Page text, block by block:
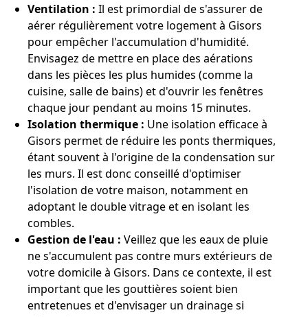
Ventilation : Il est primordial de s'assurer de
aérer régulièrement votre logement à Gisors
pour empêcher l'accumulation d'humidité.
Envisagez de mettre en place des aérations
dans les pièces les plus humides (comme la
cuisine, salle de bains) et d'ouvrir les fenêtres
chaque jour pendant au moins 15 minutes.
Isolation thermique : Une isolation efficace à
Gisors permet de réduire les ponts thermiques,
étant souvent à l'origine de la condensation sur
les murs. Il est donc conseillé d'optimiser
l'isolation de votre maison, notamment en
adoptant le double vitrage et en isolant les
combles.
Gestion de l'eau : Veillez que les eaux de pluie
ne s'accumulent pas contre murs extérieurs de
votre domicile à Gisors. Dans ce contexte, il est
important que les gouttières soient bien
entretenues et d'envisager un drainage si